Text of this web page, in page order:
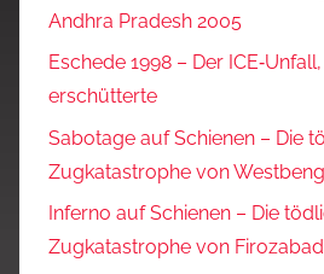
Andhra Pradesh 2005
Eschede 1998 – Der
erschütterte
Sabotage auf Schienen – Die
Zugkatastrophe von
Inferno auf Schienen – Die
Zugkatastrophe von